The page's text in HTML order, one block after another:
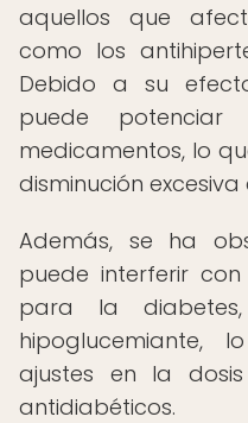
aquellos que
como los
Debido a su
puede
medicamentos, lo
disminución
Además, se ha
puede interferir
para la
hipoglucemiante,
ajustes en la
antidiabéticos.